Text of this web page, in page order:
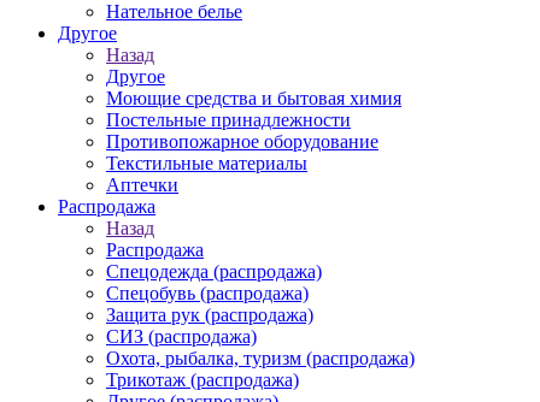
Нательное белье
Другое
Назад
Другое
Моющие средства и бытовая химия
Постельные принадлежности
Противопожарное оборудование
Текстильные материалы
Аптечки
Распродажа
Назад
Распродажа
Спецодежда (распродажа)
Спецобувь (распродажа)
Защита рук (распродажа)
СИЗ (распродажа)
Охота, рыбалка, туризм (распродажа)
Трикотаж (распродажа)